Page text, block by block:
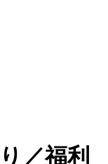
／福利